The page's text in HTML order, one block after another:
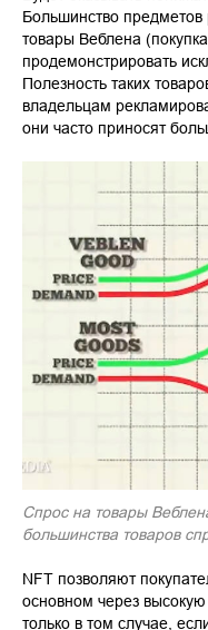
Большинство
товары Веблена
продемонстрировать
Полезность таких
владельцам
они часто приносят
Спрос на товары
большинства товаров
NFT позволяют
основном через
только в том случае,